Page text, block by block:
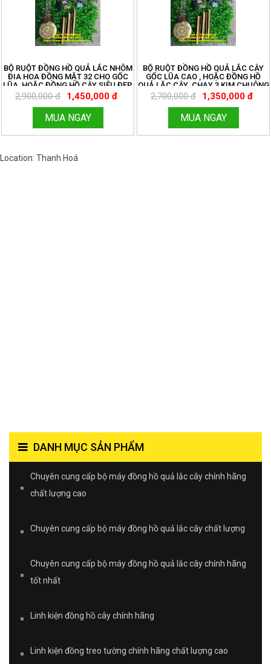
BỘ RUỘT ĐỒNG HỒ QUẢ LẮC NHÔM
ĐIA HOA ĐỒNG MẶT 32 CHO GỐC
LŨA, HOẶC ĐỒNG HỒ CÂY SIÊU ĐẸP
CHẤT. MIỄN SHIP TOÀN QUỐC.
ĐỒNG HỒ THANH HÙNG.
2,900,000 đ 1,450,000 đ
MUA NGAY
BỘ RUỘT ĐỒNG HỒ QUẢ LẮC CÂY
GỐC LŨA CAO , HOẶC ĐỒNG HỒ
QUẢ LẶC CÂY. CHẠY 3 KIM CHUÔNG
NHẠC HÀN QUỐC. MIỄN SHIP TOÀN
QUỐC. ĐỒNG HỒ THANH HÙNG.
2,700,000 đ 1,350,000 đ
MUA NGAY
Location: Thanh Hoá
DANH MỤC SẢN PHẨM
Chuyên cung cấp bộ máy đồng hồ quả lắc cây chính hãng
chất lượng cao
Chuyên cung cấp bộ máy đồng hồ quả lắc cây chất lượng
Chuyên cung cấp bộ máy đồng hồ quả lắc cây chính hãng
tốt nhất
Linh kiện đồng hồ cây chính hãng
Linh kiện đồng treo tường chính hãng chất lượng cao